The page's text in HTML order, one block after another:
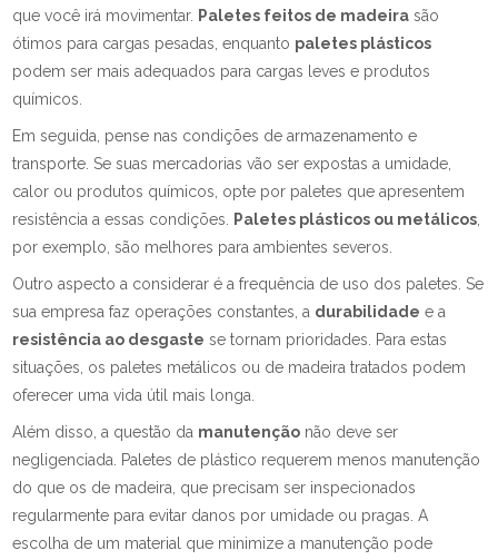
que você irá movimentar. Paletes feitos de madeira são
ótimos para cargas pesadas, enquanto paletes plásticos
podem ser mais adequados para cargas leves e produtos
químicos.
Em seguida, pense nas condições de armazenamento e
transporte. Se suas mercadorias vão ser expostas a umidade,
calor ou produtos químicos, opte por paletes que apresentem
resistência a essas condições.
Paletes plásticos ou metálicos
por exemplo, são melhores para ambientes severos.
Outro aspecto a considerar é a frequência de uso dos paletes. Se
sua empresa faz operações constantes, a durabilidade e a
resistência ao desgaste se tornam prioridades. Para estas
situações, os paletes metálicos ou de madeira tratados podem
oferecer uma vida útil mais longa.
Além disso, a questão da manutenção não deve ser
negligenciada. Paletes de plástico requerem menos manutenção
do que os de madeira, que precisam ser inspecionados
regularmente para evitar danos por umidade ou pragas. A
escolha de um material que minimize a manutenção pode